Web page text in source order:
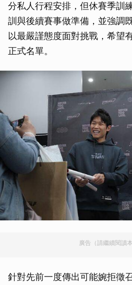
分私人行程安排，但休賽季訓
訓與後續賽事做準備，並強調
以最嚴謹態度面對挑戰，希望
正式名單。
廣告（請繼續閱讀本
針對先前一度傳出可能婉拒徵